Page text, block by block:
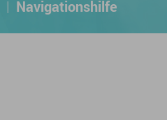
| Navigationshilfe